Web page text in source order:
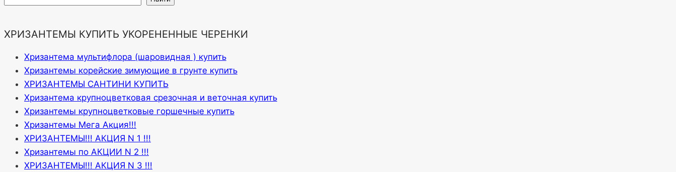
ХРИЗАНТЕМЫ КУПИТЬ УКОРЕНЕННЫЕ ЧЕРЕНКИ
Хризантема мультифлора (шаровидная ) купить
Хризантемы корейские зимующие в грунте купить
ХРИЗАНТЕМЫ САНТИНИ КУПИТЬ
Хризантема крупноцветковая срезочная и веточная купить
Хризантемы крупноцветковые горшечные купить
Хризантемы Мега Акция!!!
ХРИЗАНТЕМЫ!!! АКЦИЯ N 1 !!!
Хризантемы по АКЦИИ N 2 !!!
ХРИЗАНТЕМЫ!!! АКЦИЯ N 3 !!!